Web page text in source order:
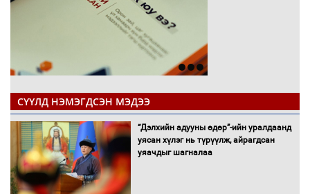
СҮҮЛД НЭМЭГДСЭН МЭДЭЭ
“Дэлхийн адууны өдөр”-ийн уралдаанд
уясан хүлэг нь түрүүлж, айрагдсан
уяачдыг шагналаа